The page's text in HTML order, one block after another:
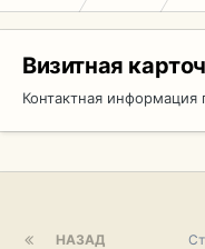
Визитная
Контактная информация
НАЗАД